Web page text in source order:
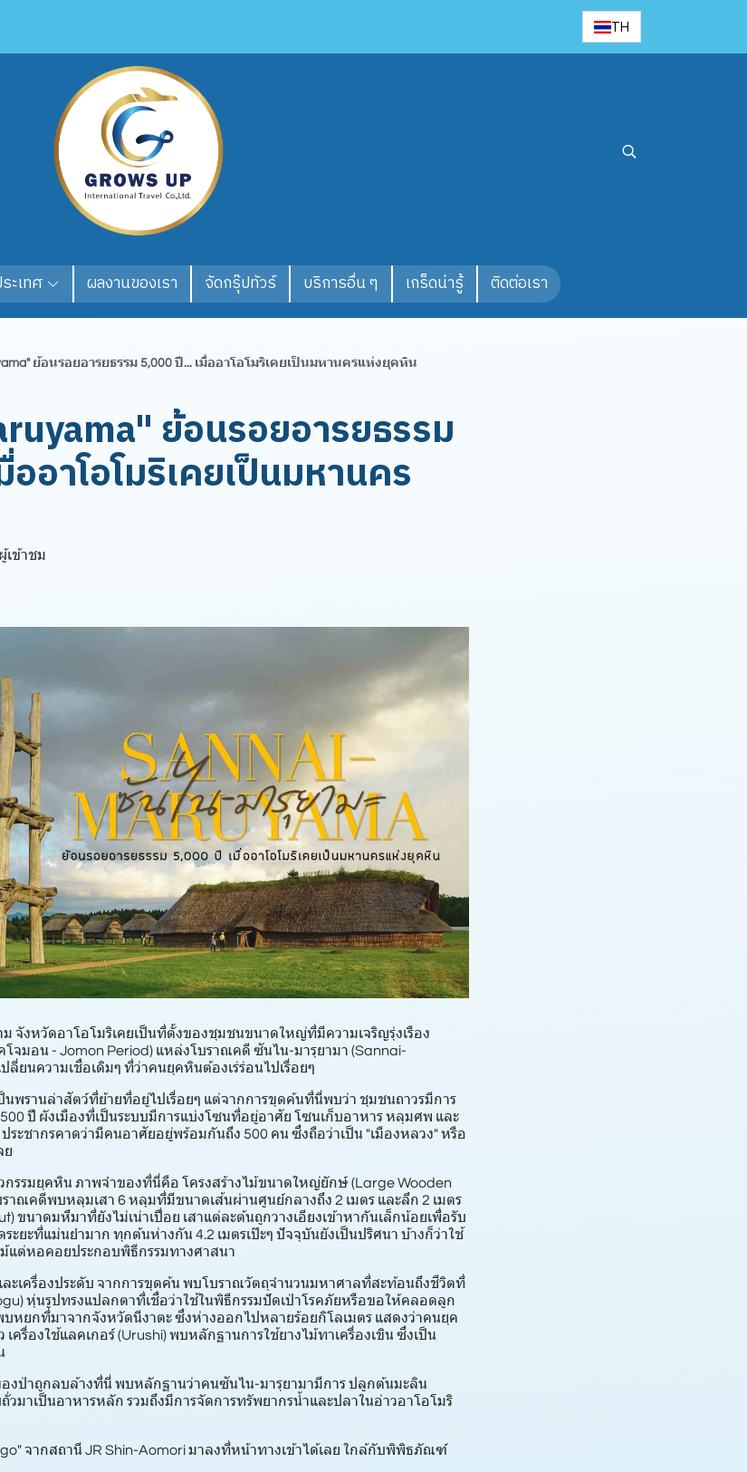
TH
ะเทศ ผลงานของเรา จัดกรุ๊ปทัวร์ บริการอื่น ๆ เกร็ดน่ารู้ ติดต่อเรา
ย้อนรอยอารยธรรม 5,000 ปี... เมื่ออาโอโมริเคยเป็นมหานครแห่งยุคหิน
ย้อนรอยอารยธรรม
อาโอโมริเคยเป็นมหานคร
เข้าชม
จังหวัดอาโอโมริเคยเป็นที่ตั้งของชุมชนขนาดใหญ่ที่มีความเจริญรุ่งเรือง
โจมอน - Jomon Period) แหล่งโบราณคดี ซันไน-มารุยามา (Sannai-
ยนความเชื่อเดิมๆ ที่ว่าคนยุคหินต้องเร่ร่อนไปเรื่อยๆ
นพรานล่าสัตว์ที่ย้ายที่อยู่ไปเรื่อยๆ แต่จากการขุดค้นที่นี่พบว่า ชุมชนถาวรมีการ
ปี ผังเมืองที่เป็นระบบมีการแบ่งโซนที่อยู่อาศัย โซนเก็บอาหาร หลุมศพ และ
ะชากรคาดว่ามีคนอาศัยอยู่พร้อมกันถึง 500 คน ซึ่งถือว่าเป็น "เมืองหลวง" หรือ
ย
กรรมยุคหิน ภาพจำของที่นี่คือ โครงสร้างไม้ขนาดใหญ่ยักษ์ (Large Wooden
าณคดีพบหลุมเสา 6 หลุมที่มีขนาดเส้นผ่านศูนย์กลางถึง 2 เมตร และลึก 2 เมตร
ขนาดมหึมาที่ยังไม่เน่าเปื่อย เสาแต่ละต้นถูกวางเอียงเข้าหากันเล็กน้อยเพื่อรับ
ะยะที่แม่นยำมาก ทุกต้นห่างกัน 4.2 เมตรเป๊ะๆ ปัจจุบันยังเป็นปริศนา บ้างก็ว่าใช้
แต่หอคอยประกอบพิธีกรรมทางศาสนา
ะเครื่องประดับ จากการขุดค้น พบโบราณวัตถุจำนวนมหาศาลที่สะท้อนถึงชีวิตที่
หุ่นรูปทรงแปลกตาที่เชื่อว่าใช้ในพิธีกรรมปัดเป่าโรคภัยหรือขอให้คลอดลูก
หยกที่มาจากจังหวัดนีงาตะ ซึ่งห่างออกไปหลายร้อยกิโลเมตร แสดงว่าคนยุค
ครื่องใช้แลคเกอร์ (Urushi) พบหลักฐานการใช้ยางไม้ทาเครื่องเขิน ซึ่งเป็น
งป่าถูกลบล้างที่นี่ พบหลักฐานว่าคนซันไน-มารุยามามีการ ปลูกต้นมะลิน
วมาเป็นอาหารหลัก รวมถึงมีการจัดการทรัพยากรน้ำและปลาในอ่าวอาโอโมริ
จากสถานี JR Shin-Aomori มาลงที่หน้าทางเข้าได้เลย ใกล้กับพิพิธภัณฑ์